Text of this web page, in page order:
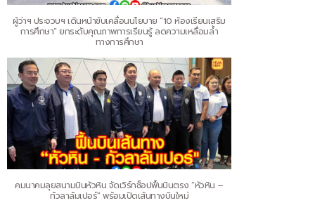
ผู้ว่าฯ ประจวบฯ เดินหน้าขับเคลื่อนนโยบาย “10 ห้องเรียนเสริม
การศึกษา” ยกระดับคุณภาพการเรียนรู้ ลดความเหลื่อมล้ำ
ทางการศึกษา
คมนาคมลุยสนามบินหัวหิน จัดเวิร์กช็อปฟื้นบินตรง “หัวหิน –
กัวลาลัมเปอร์” พร้อมเปิดเส้นทางบินใหม่